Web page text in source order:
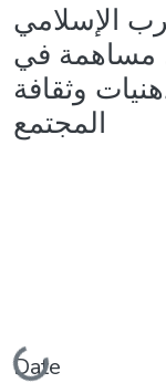
الإسلامي
مساهمة في
وثقافة
المجتمع
Loading...
Date